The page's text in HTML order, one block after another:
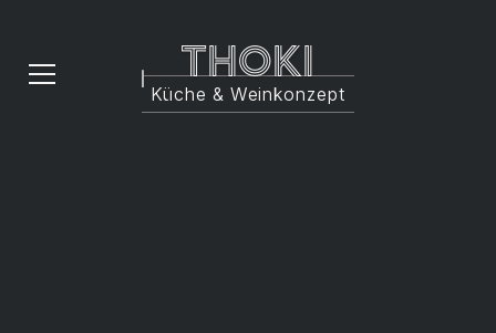
Thoki
Küche & Weinkonzept